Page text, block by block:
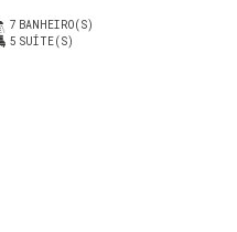
7 BANHEIRO(S)
5 SUÍTE(S)